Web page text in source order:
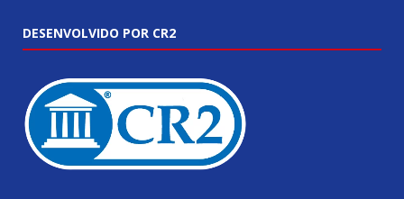
DESENVOLVIDO POR CR2